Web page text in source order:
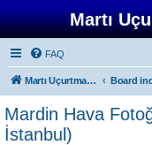
Martı
FAQ
Martı Uçurtma Kulübü Board
Mardin Hava
İstanbul)